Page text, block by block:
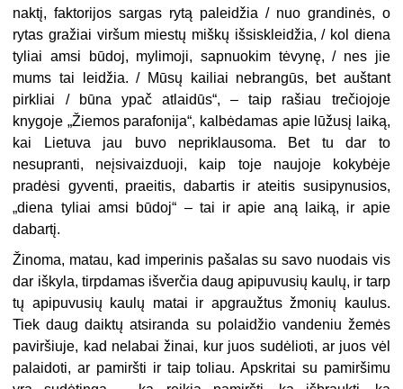
naktį, faktorijos sargas rytą paleidžia / nuo grandinės, o
rytas gražiai viršum miestų miškų išsiskleidžia, / kol diena
tyliai amsi būdoj, mylimoji, sapnuokim tėvynę, / nes jie
mums tai leidžia. / Mūsų kailiai nebrangūs, bet auštant
pirkliai / būna ypač atlaidūs“, – taip rašiau trečiojoje
knygoje „Žiemos parafonija“, kalbėdamas apie lūžusį laiką,
kai Lietuva jau buvo nepriklausoma. Bet tu dar to
nesupranti, neįsivaizduoji, kaip toje naujoje kokybėje
pradėsi gyventi, praeitis, dabartis ir ateitis susipynusios,
„diena tyliai amsi būdoj“ – tai ir apie aną laiką, ir apie
dabartį.
Žinoma, matau, kad imperinis pašalas su savo nuodais vis
dar iškyla, tirpdamas išverčia daug apipuvusių kaulų, ir tarp
tų apipuvusių kaulų matai ir apgraužtus žmonių kaulus.
Tiek daug daiktų atsiranda su polaidžio vandeniu žemės
paviršiuje, kad nelabai žinai, kur juos sudėlioti, ar juos vėl
palaidoti, ar pamiršti ir taip toliau. Apskritai su pamiršimu